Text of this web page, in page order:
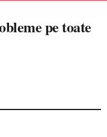
pe toate